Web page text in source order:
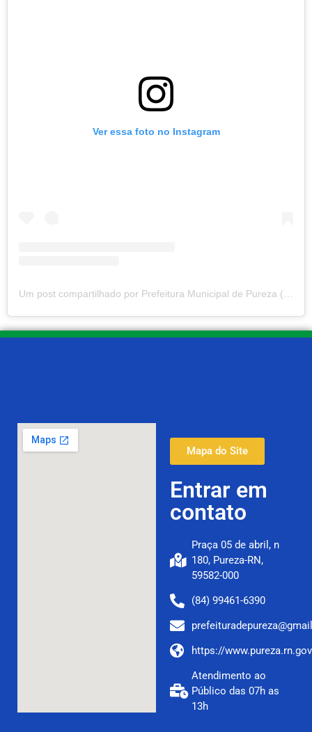
Ver essa foto no Instagram
Mapa do Site
Entrar em
contato
Praça 05 de abril, n
180, Pureza-RN,
59582-000
(84) 99461-6390
https://
Atendimento ao
Público das 07h as
13h